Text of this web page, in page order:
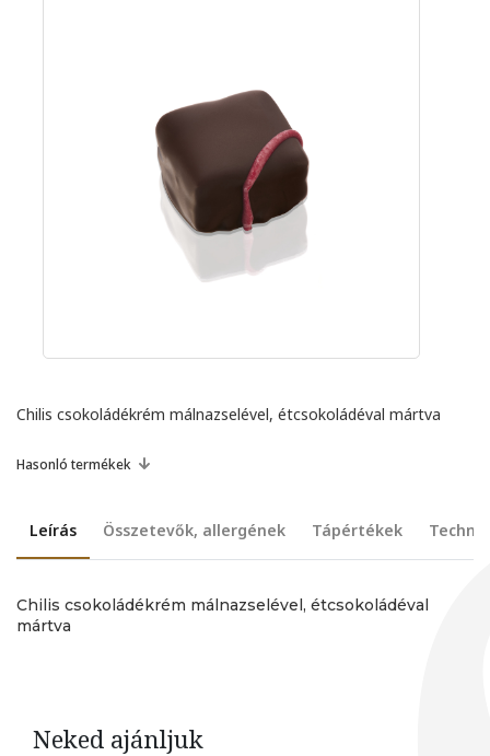
Chilis csokoládékrém málnazselével, étcsokoládéval mártva
Hasonló termékek
Leírás Összetevők, allergének Tápértékek
Chilis csokoládékrém málnazselével, étcsokoládéval
mártva
Neked ajánljuk